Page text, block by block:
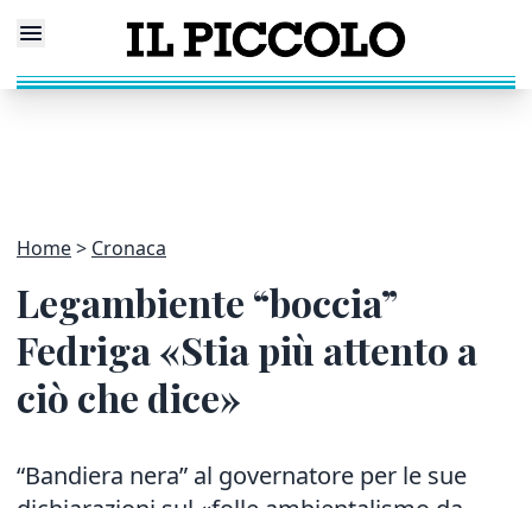
Home Cronaca
Legambiente “boccia”
Fedriga «Stia più attento a
ciò che dice»
“Bandiera nera” al governatore per le sue